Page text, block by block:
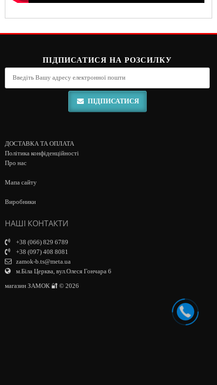
ПІДПИСАТИСЯ НА РОЗСИЛКУ
ПІДПИСАТИСЯ
ДОСТАВКА ТА ОПЛАТА
Політика конфіденційності
Про нас
Мапа сайту
Виробники
НАШІ КОНТАКТИ
+38 (066) 829 6789
+38 (097) 408 8081
zamok-b.ts@meta.ua
м.Біла Церква, вул.Олеся Гончара 6
магазин ЗАМОК 🔐 © 2026